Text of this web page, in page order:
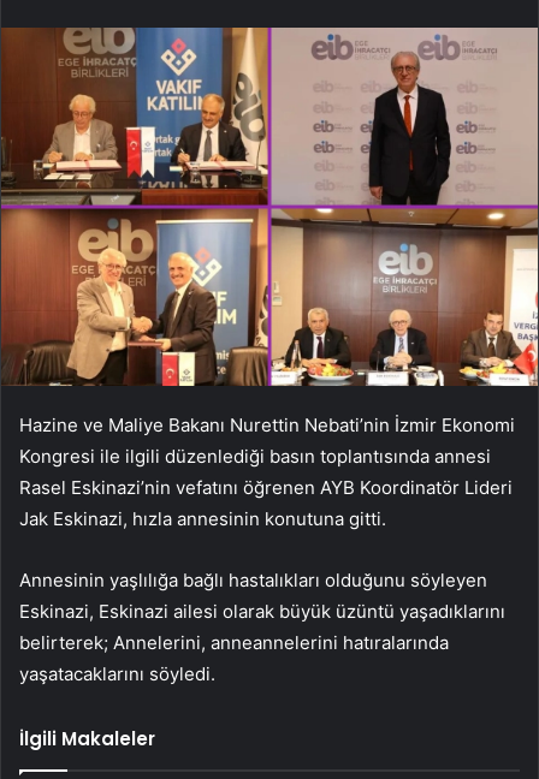
Hazine ve Maliye Bakanı Nurettin Nebati’nin İzmir Ekonomi
Kongresi ile ilgili düzenlediği basın toplantısında annesi
Rasel Eskinazi’nin vefatını öğrenen AYB Koordinatör Lideri
Jak Eskinazi, hızla annesinin konutuna gitti.
Annesinin yaşlılığa bağlı hastalıkları olduğunu söyleyen
Eskinazi, Eskinazi ailesi olarak büyük üzüntü yaşadıklarını
belirterek; Annelerini, anneannelerini hatıralarında
yaşatacaklarını söyledi.
İlgili Makaleler